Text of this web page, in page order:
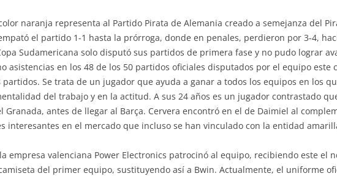
naranja representa al Partido Pirata de Alemania creado a semejanza del
el partido 1-1 hasta la prórroga, donde en penales, perdieron por 3-4,
Sudamericana solo disputó sus partidos de primera fase y no pudo lograr
asistencias en los 48 de los 50 partidos oficiales disputados por el equipo este
Se trata de un jugador que ayuda a ganar a todos los equipos en los
del trabajo y en la actitud. A sus 24 años es un jugador contrastado
Granada, antes de llegar al Barça. Cervera encontró en el de Daimiel al
interesantes en el mercado que incluso se han vinculado con la entidad
empresa valenciana Power Electronics patrocinó al equipo, recibiendo este el
del primer equipo, sustituyendo así a Bwin. Actualmente, el uniforme